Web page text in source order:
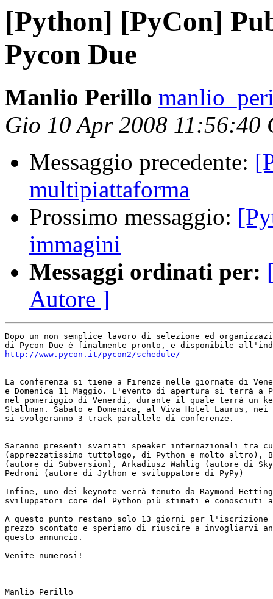
[Python] [PyCon]
Pycon Due
Manlio Perillo
Gio 10 Apr 2008 11:56:40
Messaggio precedente:
multipiattaforma
Prossimo messaggio:
immagini
Messaggi ordinati per:
Autore ]
Dopo un non semplice lavoro di selezione ed
http://www.pycon.it/pycon2/schedule/
La conferenza si tiene a Firenze nelle giornate di
e Domenica 11 Maggio. L'evento di apertura si terrà a
nel pomeriggio di Venerdì, durante il quale terrà un
Stallman. Sabato e Domenica, al Viva Hotel Laurus, nei
si svolgeranno 3 track parallele di conferenze.
Saranno presenti svariati speaker internazionali tra
(apprezzatissimo tuttologo, di Python e molto
(autore di Subversion), Arkadiusz Wahlig (autore di
Pedroni (autore di Jython e sviluppatore di PyPy)
Infine, uno dei keynote verrà tenuto da Raymond
sviluppatori core del Python più stimati e conosciuti
A questo punto restano solo 13 giorni per
prezzo scontato e speriamo di riuscire a invogliarvi
questo annuncio.
Venite numerosi!
Manlio Perillo